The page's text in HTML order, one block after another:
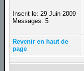
Inscrit le: 29 Juin 2009
Messages: 5
Revenir en haut de
page